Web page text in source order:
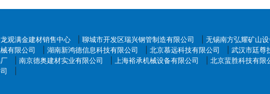
观满金建材销售中心 聊城市开发区瑞兴钢管制造有限公司 无锡南方弘耀矿山
有限公司 湖南新鸿德信息科技有限公司 北京慕远科技有限公司 武汉市廷尊
南京德奥建材实业有限公司 上海裕承机械设备有限公司 北京蜚胜科技有限